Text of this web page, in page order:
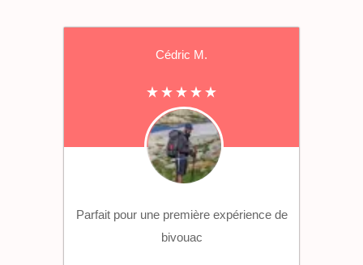
Cédric M.
Parfait pour une première expérience de
bivouac